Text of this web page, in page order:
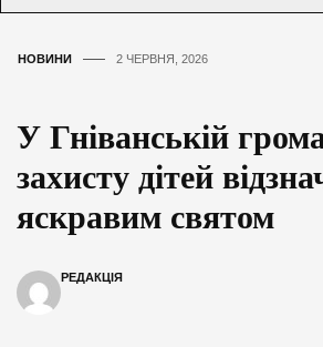
НОВИНИ 2 ЧЕРВНЯ, 2026
У Гніванській
захисту дітей
яскравим святом
РЕДАКЦІЯ